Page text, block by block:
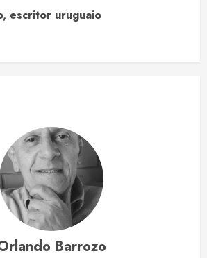
escritor uruguaio
Barrozo